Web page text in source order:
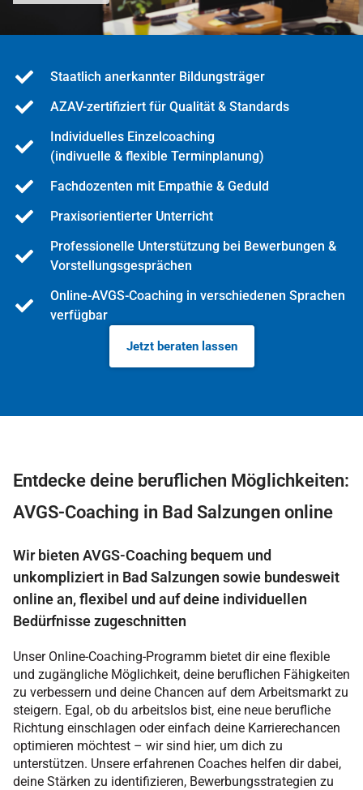
Staatlich anerkannter Bildungsträger
AZAV-zertifiziert für Qualität & Standards
Individuelles Einzelcoaching
(indivuelle & flexible Terminplanung)
Fachdozenten mit Empathie & Geduld
Praxisorientierter Unterricht
Professionelle Unterstützung bei Bewerbungen &
Vorstellungsgesprächen
Online-AVGS-Coaching in verschiedenen Sprachen
verfügbar
Jetzt beraten lassen
Entdecke deine beruflichen Möglichkeiten:
AVGS-Coaching in Bad Salzungen online
Wir bieten AVGS-Coaching bequem und
unkompliziert in Bad Salzungen sowie bundesweit
online an, flexibel und auf deine individuellen
Bedürfnisse zugeschnitten
Unser Online-Coaching-Programm bietet dir eine flexible
und zugängliche Möglichkeit, deine beruflichen Fähigkeiten
zu verbessern und deine Chancen auf dem Arbeitsmarkt zu
steigern. Egal, ob du arbeitslos bist, eine neue berufliche
Richtung einschlagen oder einfach deine Karrierechancen
optimieren möchtest – wir sind hier, um dich zu
unterstützen. Unsere erfahrenen Coaches helfen dir dabei,
deine Stärken zu identifizieren, Bewerbungsstrategien zu